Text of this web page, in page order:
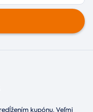
kupónu. Veľmi